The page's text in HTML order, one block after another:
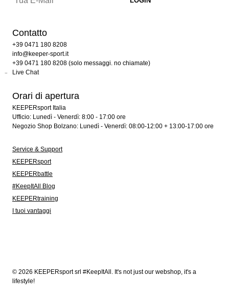
Contatto
+39 0471 180 8208
info@keeper-sport.it
+39 0471 180 8208 (solo messaggi. no chiamate)
Live Chat
Orari di apertura
KEEPERsport Italia
Ufficio: Lunedì - Venerdì: 8:00 - 17:00 ore
Negozio Shop Bolzano: Lunedì - Venerdì: 08:00-12:00 + 13:00-17:00 ore
Service & Support
KEEPERsport
KEEPERbattle
#KeepItAll Blog
KEEPERtraining
I tuoi vantaggi
© 2026 KEEPERsport srl #KeepItAll. It's not just our webshop, it's a
lifestyle!